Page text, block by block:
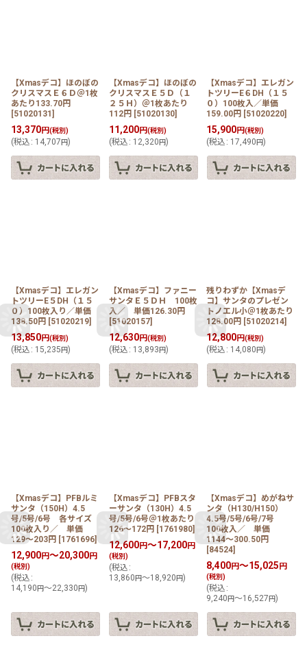
【Xmasデコ】ほのぼの
クリスマスＥ６Ｄ＠1枚
あたり133.70円
[51020131 ]
13,370円(税別)
(税込 : 14,707 円)
【Xmasデコ】ほのぼの
クリスマスＥ５Ｄ（１
２５Ｈ）＠1枚あたり
112円 [51020130]
11,200円(税別)
(税込 : 12,320 円)
【Xmasデコ】エレガン
トツリーE６DH（１５
０）100枚入／単価
159.00円 [51020220]
15,900円(税別)
(税込 : 17,490円)
【Xmasデコ】エレガン
トツリーE５DH（１５
０）100枚入り／単価
138.50円 [51020219]
13,850円(税別)
(税込 : 15,235 円)
【Xmasデコ】ファニー
サンタＥ５ＤＨ 100枚
入／ 単価126.30円
51020157]
12,630円(税別)
(税込 : 13,893 円)
残りわずか【Xmasデ
コ】サンタのプレゼン
トノエル小＠1枚あたり
128.00円 [51020214]
12,800円(税別)
(税込 : 14,080円)
【Xmasデコ】PFBルミ
サンタ（150H）4.5
号/5号/6号 各サイズ
100枚入り／ 単価
129〜203円 [1761696]
12,900円～20,300円
(税別)
(税込 :
14,190 円～22,330 円)
【Xmasデコ】PFBスタ
ーサンタ（130H）4.5
号/5号/6号＠1枚あたり
126〜172円 [1761980]
12,600円～17,200円
(税別)
(税込 :
13,860 円～18,920 円)
【Xmasデコ】めがねサ
ンタ（H130/H150）
4.5号/5号/6号/7号
100枚入／ 単価
1144〜300.50円
[84524]
8,400円～15,025 円
(税別)
(税込 :
9,240円～16,527円)